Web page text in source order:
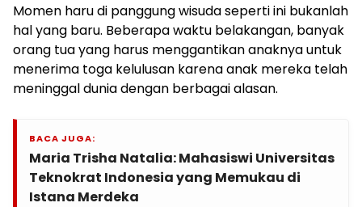
Momen haru di panggung wisuda seperti ini bukanlah
hal yang baru. Beberapa waktu belakangan, banyak
orang tua yang harus menggantikan anaknya untuk
menerima toga kelulusan karena anak mereka telah
meninggal dunia dengan berbagai alasan.
BACA JUGA:
Maria Trisha Natalia: Mahasiswi Universitas
Teknokrat Indonesia yang Memukau di
Istana Merdeka